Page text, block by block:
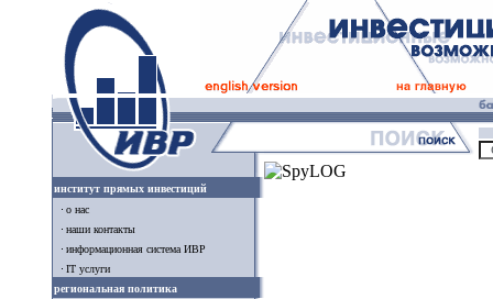
институт прямых инвестиций
о нас
наши контакты
информационная система ИВР
IT услуги
региональная политика